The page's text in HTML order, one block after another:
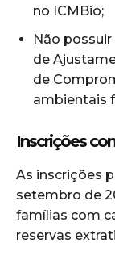
no ICMBio;
Não
de
de
ambientais
Inscrições
As inscrições
setembro de
famílias com
reservas